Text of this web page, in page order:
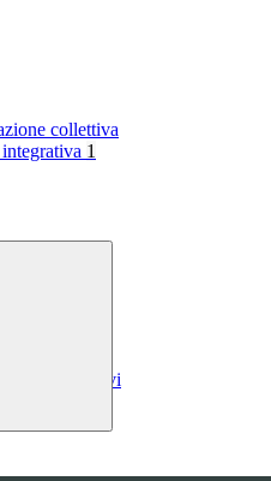
collettiva
1
integrativi